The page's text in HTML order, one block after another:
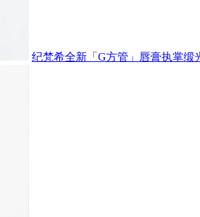
纪梵希全新「G方管」唇膏执掌缎